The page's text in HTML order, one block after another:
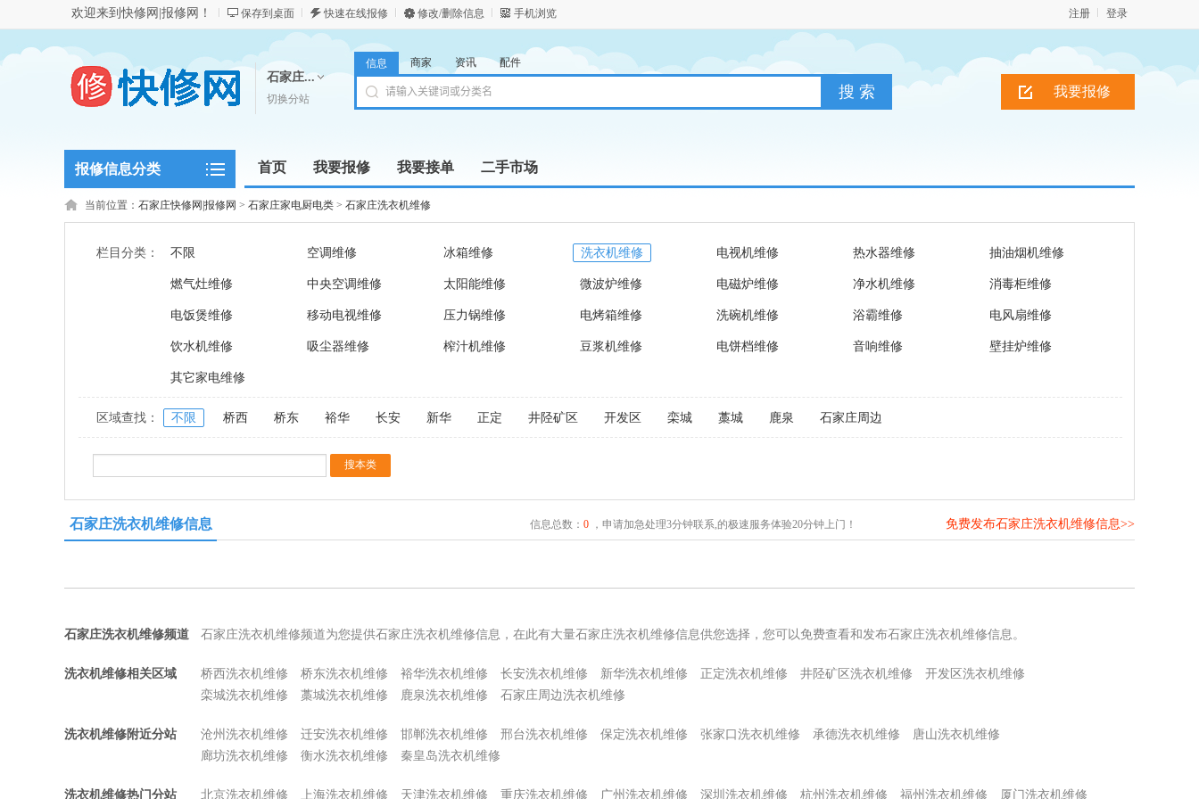
欢迎来到快修网|报修网！ 保存到桌面 快速在线报修 修改/删除信息 手机浏览 登录
注册
石家庄...
切换分站 我要报修
信息 商家 资讯 配件
报修信息分类 首页 我要报修 我要接单 二手市场
当前位置： 石家庄快修网|报修网 > 石家庄家电厨电类 > 石家庄洗衣机维修
栏目分类： 不限 空调维修 冰箱维修 洗衣机维修 电视机维修 热水器维修 抽油烟机维修
燃气灶维修 中央空调维修 太阳能维修 微波炉维修 电磁炉维修 净水机维修 消毒柜维修
电饭煲维修 移动电视维修 压力锅维修 电烤箱维修 洗碗机维修 浴霸维修 电风扇维修
饮水机维修 吸尘器维修 榨汁机维修 豆浆机维修 电饼档维修 音响维修 壁挂炉维修
其它家电维修
区域查找： 不限 桥西 桥东 裕华 长安 新华 正定 井陉矿区 开发区 栾城 藁城 鹿泉 石家庄周边
石家庄洗衣机维修信息 信息总数： 0 ，申请加急处理3分钟联系,的极速服务体验20分钟上门！ 免费发布石家庄洗衣机维修信息>>
石家庄洗衣机维修频道 石家庄洗衣机维修频道为您提供石家庄洗衣机维修信息，在此有大量石家庄洗衣机维修信息供您选择，您可以免费查看和发布石家庄洗衣机维修信息。
洗衣机维修相关区域 桥西洗衣机维修 桥东洗衣机维修 裕华洗衣机维修 长安洗衣机维修 新华洗衣机维修 正定洗衣机维修 井陉矿区洗衣机维修
开发区洗衣机维修
栾城洗衣机维修
藁城洗衣机维修 鹿泉洗衣机维修 石家庄周边洗衣机维修
洗衣机维修附近分站 沧州洗衣机维修 迁安洗衣机维修 邯郸洗衣机维修 邢台洗衣机维修 保定洗衣机维修 张家口洗衣机维修 承德洗衣机维修
唐山洗衣机维修
廊坊洗衣机维修
衡水洗衣机维修 秦皇岛洗衣机维修
洗衣机维修热门分站 北京洗衣机维修 上海洗衣机维修 天津洗衣机维修 重庆洗衣机维修 广州洗衣机维修 深圳洗衣机维修 杭州洗衣机维修 福州洗衣机维修 厦门洗衣机维修